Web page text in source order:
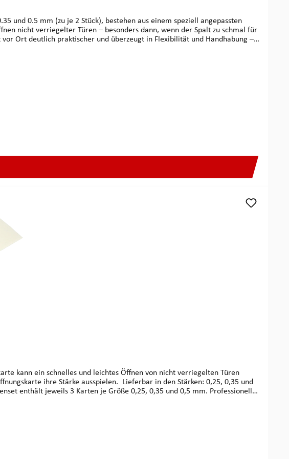
nicht verriegelter Türen – besonders dann, wenn der Spalt zu schmal für
kann ein schnelles und leichtes Öffnen von nicht verriegelten Türen
ihre Stärke ausspielen. Lieferbar in den Stärken: 0,25, 0,35 und
enthält jeweils 3 Karten je Größe 0,25, 0,35 und 0,5 mm. Professionelles